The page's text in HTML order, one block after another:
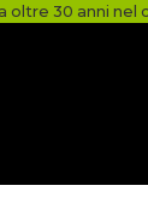
oltre 30 anni